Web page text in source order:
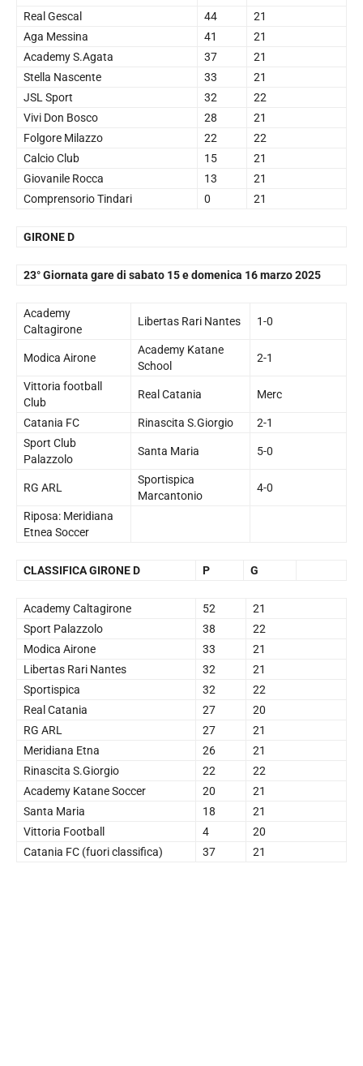
Real Gescal
44
21
Aga Messina
41
21
Academy S.Agata
37
21
Stella Nascente
33
21
JSL Sport
32
22
Vivi Don Bosco
28
21
Folgore Milazzo
22
22
Calcio Club
15
21
Giovanile Rocca
13
21
Comprensorio Tindari
0 21
GIRONE D
23° Giornata gare di sabato 15 e domenica 16 marzo 2025
Academy
Caltagirone
Libertas Rari Nantes 1-0
Modica Airone
Academy Katane
School
2-1
Vittoria football
Club
Real Catania Merc
Catania FC Rinascita S.Giorgio
2-1
Sport Club
Palazzolo
Santa Maria 5-0
RG ARL
Sportispica
Marcantonio
4-0
Riposa: Meridiana
Etnea Soccer
CLASSIFICA GIRONE D P G
Academy Caltagirone 52
21
Sport Palazzolo
38
22
Modica Airone
33
21
Libertas Rari Nantes
32
21
Sportispica
32
22
Real Catania
27
20
RG ARL
27
21
Meridiana Etna
26
21
Rinascita S.Giorgio
22
22
Academy Katane Soccer
20
21
Santa Maria
18
21
Vittoria Football
4
20
Catania FC (fuori classifica)
37 21